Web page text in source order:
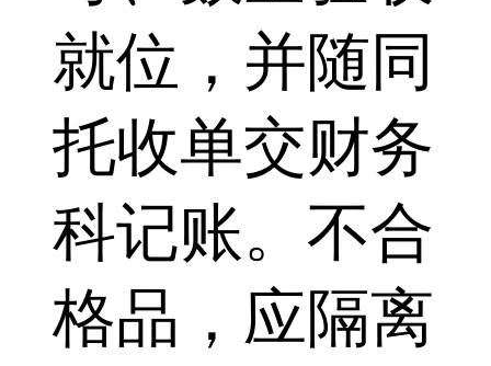
就位，并随同
托收单交财务
科记账。不合
格品，应隔离